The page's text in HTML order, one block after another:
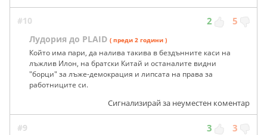
#10 2 5
Лудория до PLAID ( преди 2 години )
Който има пари, да налива такива в бездънните каси на
лъжлив Илон, на братски Китай и останалите видни
"борци" за лъже-демокрация и липсата на права за
работниците си.
Сигнализирай за неуместен коментар
#9 3 3